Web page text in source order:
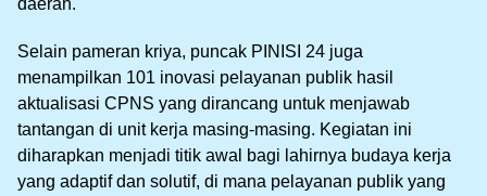
Selain pameran kriya, puncak PINISI 24 juga
menampilkan 101 inovasi pelayanan publik hasil
aktualisasi CPNS yang dirancang untuk menjawab
tantangan di unit kerja masing-masing. Kegiatan ini
diharapkan menjadi titik awal bagi lahirnya budaya kerja
yang adaptif dan solutif, di mana pelayanan publik yang